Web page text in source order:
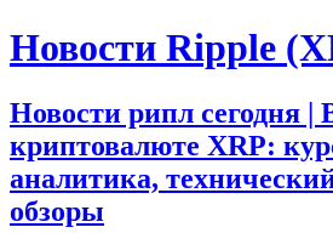
Новости Ripple
Новости рипл сегодня |
криптовалюте XRP:
аналитика,
обзоры